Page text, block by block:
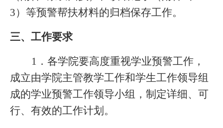
3）等预警帮扶材料的归档保存工作。
三、工作要求
1 ．各学院要高度重视学业预警工作，
成立由学院主管教学工作和学生工作领导组
成的学业预警工作领导小组，制定详细、可
行、有效的工作计划。